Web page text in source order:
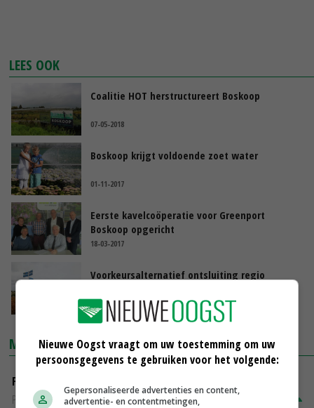
LEES OOK
Coalitie HOT herstructureert Boskoop
07-05-2018
Boskoop krijgt voldoende zoet water
01-11-2017
Eerste kavelcoöperatie voor Greenport
Boskoop opgericht
18-03-2017
Voorkeursalternatief ontsluiting regio
12-11-2015
MARKTPRIJZEN
Fritesgeschikt NL Du Be
PotatoNL
€ 15,00
Nieuwe Oogst vraagt om uw toestemming om uw
persoonsgegevens te gebruiken voor het volgende:
Gepersonaliseerde advertenties en content,
advertentie- en contentmetingen,